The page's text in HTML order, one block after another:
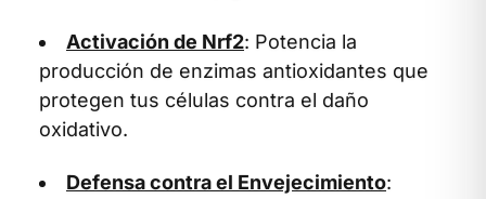
Activación de Nrf2: Potencia la
producción de enzimas antioxidantes que
protegen tus células contra el daño
oxidativo.
Defensa contra el Envejecimiento: